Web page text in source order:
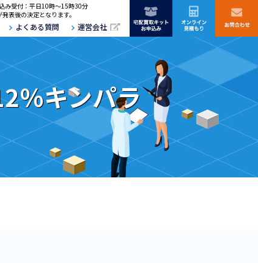
み受付：平日10時～15時30分
表後の決定となります。
よくある質問 運営会社
キンパラ